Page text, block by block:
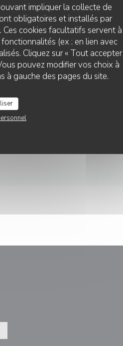
impliquer la collecte de
obligatoires et installés par
cookies facultatifs servent à
(ex : en lien avec
Cliquez sur « Tout accepter
pouvez modifier vos choix à
à gauche des pages du site.
une nouvelle fenêtre))
((ouvre une nouvelle fenêtre))